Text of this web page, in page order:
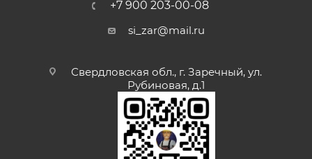
+7 900 203-00-08
si_zar@mail.ru
Свердловская обл., г. Заречный, ул.
Рубиновая, д.1